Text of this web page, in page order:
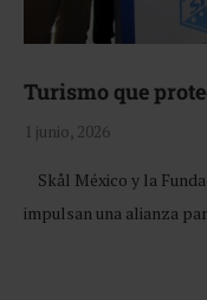
Turismo que
1 junio, 2026
Skål México y la
impulsan una alianza